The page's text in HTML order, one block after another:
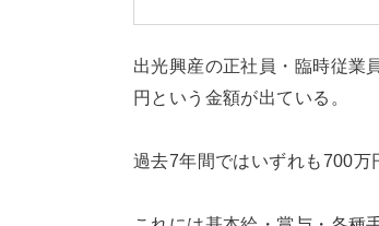
出光興産の正社員・臨時従業
円という金額が出ている。
過去7年間ではいずれも700万